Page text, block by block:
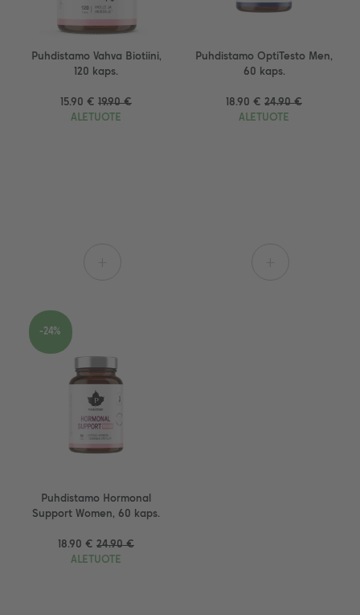
Puhdistamo Vahva Biotiini,
120 kaps.
15.90 € 19.90 €
ALETUOTE
Puhdistamo OptiTesto Men,
60 kaps.
18.90 € 24.90 €
ALETUOTE
Puhdistamo Hormonal
Support Women, 60 kaps.
18.90 € 24.90 €
ALETUOTE
-24%